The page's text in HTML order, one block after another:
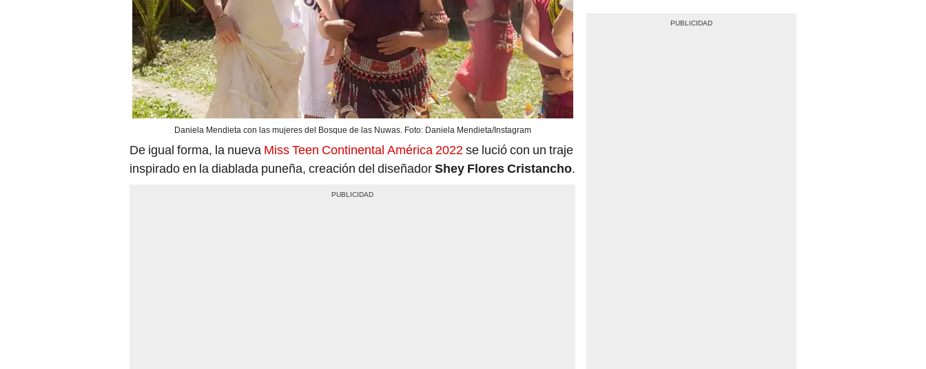
Daniela Mendieta con las mujeres del Bosque de las Nuwas. Foto: Daniela Mendieta/Instagram
De igual forma, la nueva Miss Teen Continental América 2022 se lució con un traje
inspirado en la diablada puneña, creación del diseñadorShey Flores Cristancho.